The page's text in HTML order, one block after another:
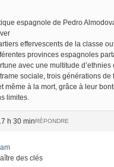
espagnole de Pedro
effervescents de la classe
provinces espagnoles
avec une multitude d’ethnies
sociale, trois générations de
même à la mort, grâce à leur
limites.
h 30 minRÉPONDRE
des clés